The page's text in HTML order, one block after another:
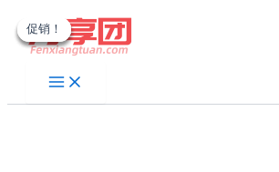
至
促销！
促销！
促销！
促销！